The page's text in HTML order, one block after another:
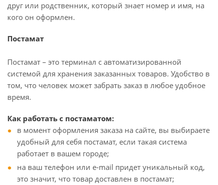
друг или родственник, который знает номер и имя, на
кого он оформлен.
Постамат
Постамат – это терминал с автоматизированной
системой для хранения заказанных товаров. Удобство в
том, что человек может забрать заказ в любое удобное
время.
Как работать с постаматом:
в момент оформления заказа на сайте, вы выбираете
удобный для себя постамат, если такая система
работает в вашем городе;
на ваш телефон или e-mail придет уникальный код,
это значит, что товар доставлен в постамат;